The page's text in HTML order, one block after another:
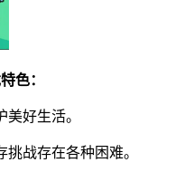
色：
好生活。
战存在各种困难。